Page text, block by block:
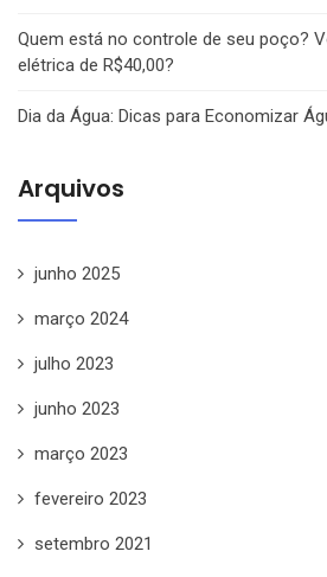
Quem está no controle de seu poço?
elétrica de R$40,00?
Dia da Água: Dicas para Economizar
Arquivos
junho 2025
março 2024
julho 2023
junho 2023
março 2023
fevereiro 2023
setembro 2021